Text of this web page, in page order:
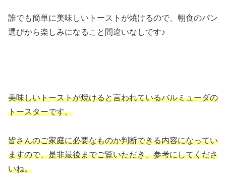
誰でも簡単に美味しいトーストが焼けるので、朝食のパン
選びから楽しみになること間違いなしです♪
美味しいトーストが焼けると言われているバルミューダの
トースターです。
皆さんのご家庭に必要なものか判断できる内容になってい
ますので、是非最後までご覧いただき、参考にしてくださ
いね。